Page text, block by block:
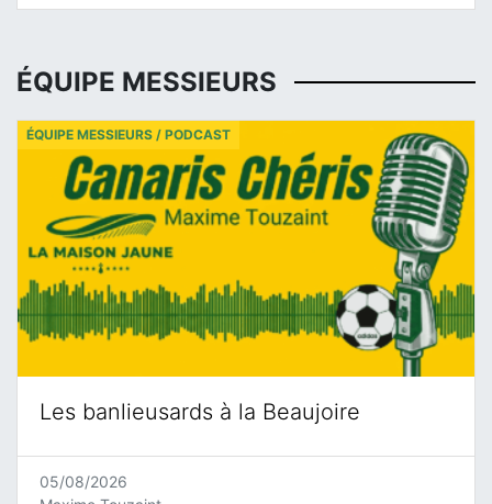
ÉQUIPE MESSIEURS
Les banlieusards à la Beaujoire
ÉQUIPE MESSIEURS / PODCAST
05/08/2026